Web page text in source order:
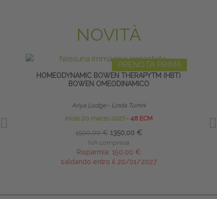
NOVITÀ
PRENOTA PRIMA
HOMEODYNAMIC BOWEN THERAPYTM (HBT)
BOWEN OMEODINAMICO
Ariya Lodge ∙ Linda Turrini
inizio 20 marzo 2027 ∙ 48 ECM
1500,00 € 1350,00 €
IVA compresa
Risparmia: 150,00 €
saldando entro il 20/01/2027